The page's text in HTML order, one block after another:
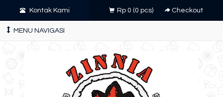
Kontak Kami Rp 0 (0 pcs) Checkout
MENU NAVIGASI